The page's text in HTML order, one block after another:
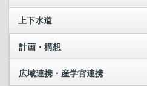
上下水道
計画・構想
広域連携・産学官連携